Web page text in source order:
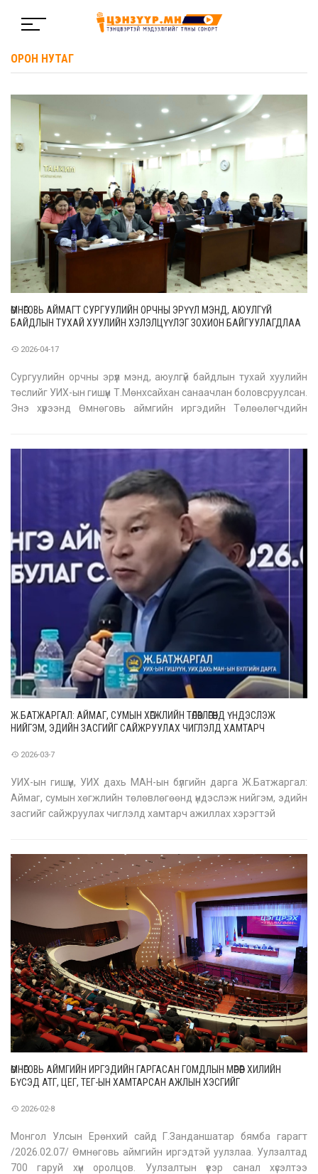
ОРОН НУТАГ
ӨМНӨГОВЬ АЙМАГТ СУРГУУЛИЙН ОРЧНЫ ЭРҮҮЛ МЭНД, АЮУЛГҮЙ
БАЙДЛЫН ТУХАЙ ХУУЛИЙН ХЭЛЭЛЦҮҮЛЭГ ЗОХИОН БАЙГУУЛАГДЛАА
2026-04-17
Сургуулийн орчны эрүүл мэнд, аюулгүй байдлын тухай хуулийн
төслийг УИХ-ын гишүүн Т.Мөнхсайхан санаачлан боловсруулсан.
Энэ хүрээнд Өмнөговь аймгийн иргэдийн Төлөөлөгчдийн
Ж.БАТЖАРГАЛ: АЙМАГ, СУМЫН ХӨГЖЛИЙН ТӨЛӨВЛӨГӨӨНД ҮНДЭСЛЭЖ
НИЙГЭМ, ЭДИЙН ЗАСГИЙГ САЙЖРУУЛАХ ЧИГЛЭЛД ХАМТАРЧ
2026-03-7
УИХ-ын гишүүн, УИХ дахь МАН-ын бүлгийн дарга Ж.Батжаргал:
Аймаг, сумын хөгжлийн төлөвлөгөөнд үндэслэж нийгэм, эдийн
засгийг сайжруулах чиглэлд хамтарч ажиллах хэрэгтэй
ӨМНӨГОВЬ АЙМГИЙН ИРГЭДИЙН ГАРГАСАН ГОМДЛЫН МӨРӨӨР ХИЛИЙН
БҮСЭД АТГ, ЦЕГ, ТЕГ-ЫН ХАМТАРСАН АЖЛЫН ХЭСГИЙГ
2026-02-8
Монгол Улсын Ерөнхий сайд Г.Занданшатар бямба гарагт
/2026.02.07/ Өмнөговь аймгийн иргэдтэй уулзлаа. Уулзалтад
700 гаруй хүн оролцов. Уулзалтын үеэр санал хүсэлтээ